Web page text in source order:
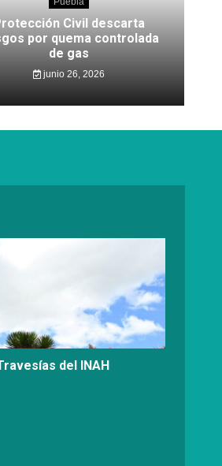
Civil descarta
por quema controlada
de gas
junio 26, 2026
del INAH